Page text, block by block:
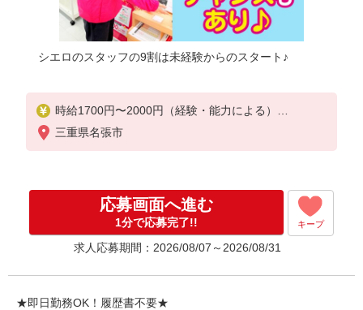
シエロのスタッフの9割は未経験からのスタート♪
時給1700円〜2000円（経験・能力による）
※残業代支給
★交通費別途支給（規定あり）
入社祝い金10万円支給(規定有)
お友達を紹介頂くと,
インセンティブ支給(規定有)
゜・。○。・゜+゜・。○。・゜+゜
三重県名張市
応募画面へ進む
1分で応募完了!! キープ
求人応募期間：2026/08/07～2026/08/31
★即日勤務OK！履歴書不要★